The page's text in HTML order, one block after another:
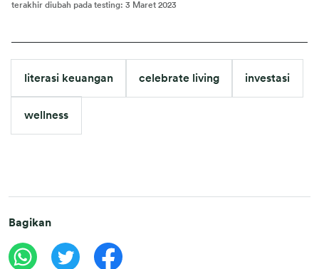
terakhir diubah pada testing: 3 Maret 2023
literasi keuangan celebrate living investasi
wellness
Bagikan